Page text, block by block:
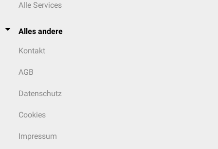
Alle Services
Alles andere
Kontakt
AGB
Datenschutz
Cookies
Impressum